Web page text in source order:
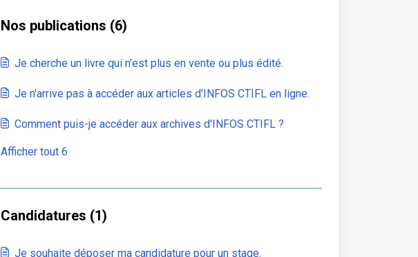
Nos publications (6)
Je cherche un livre qui n'est plus en vente ou plus édité.
Je n'arrive pas à accéder aux articles d'INFOS CTIFL en ligne.
Comment puis-je accéder aux archives d'INFOS CTIFL ?
Afficher tout 6
Candidatures (1)
Je souhaite déposer ma candidature pour un stage.